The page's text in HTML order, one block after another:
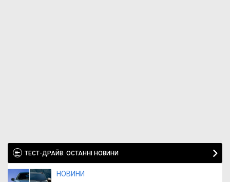
ТЕСТ-ДРАЙВ: ОСТАННІ НОВИНИ
НОВИНИ